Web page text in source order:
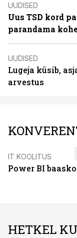
UUDISED
Uus TSD kord
parandama
UUDISED
Lugeja küsib,
arvestus
IT KOOLITUS
Power BI
HETKEL